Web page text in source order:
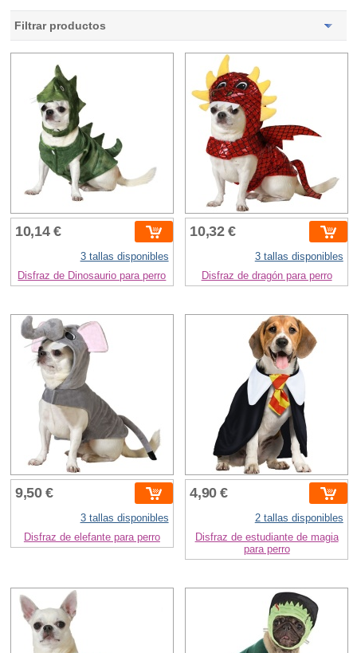
Filtrar productos
10,14 €
3 tallas disponibles
Disfraz de Dinosaurio para perro
10,32 €
3 tallas disponibles
Disfraz de dragón para perro
9,50 €
3 tallas disponibles
Disfraz de elefante para perro
4,90 €
2 tallas disponibles
Disfraz de estudiante de magia
para perro